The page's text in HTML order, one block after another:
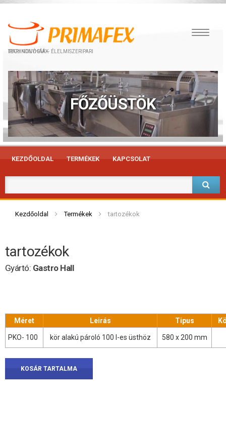
IPARI KONYHÁK – ÉLELMISZERIPARI TECHNOLÓGIÁK
FŐZŐÜSTÖK
KEZDŐOLDAL TERMÉKEK KAPCSOLAT
Kezdőoldal Termékek tartozékok
tartozékok
Gyártó: Gastro Hall
Méret Leirás Tipus
PKO- 100 kör alakú pároló 100 l-es üsthöz 580 x 200 mm
KOSÁR TARTALMA